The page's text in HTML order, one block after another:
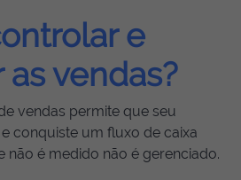
e
vendas?
vendas permite que seu
conquiste um fluxo de caixa
não é medido não é gerenciado.